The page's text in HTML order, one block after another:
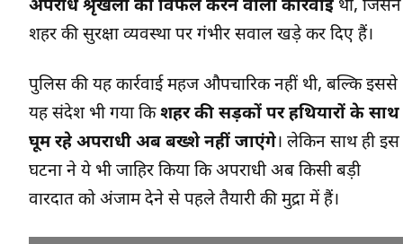
अपराध श्रृंखला को विफल करने वाली कार्रवाईथी, जिसने
शहर की सुरक्षा व्यवस्था पर गंभीर सवाल खड़े कर दिए हैं।
पुलिस की यह कार्रवाई महज औपचारिक नहीं थी, बल्कि इससे
यह संदेश भी गया किशहर की सड़कों पर हथियारों के साथ
घूम रहे अपराधी अब बख्शे नहीं जाएंगे। लेकिन साथ ही इस
घटना ने ये भी जाहिर किया कि अपराधी अब किसी बड़ी
वारदात को अंजाम देने से पहले तैयारी की मुद्रा में हैं।